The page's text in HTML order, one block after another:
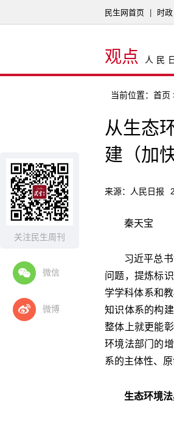
关注民生周刊
微信
微博
民生网首页 时政
观点 人民
当前位置： 首页
从生态
建（加
来源：人民日报
秦天宝
习近平总
问题，提炼标
学学科体系和
知识体系的构
整体上就更能
环境法部门的
系的主体性、
生态环境